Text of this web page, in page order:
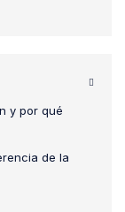
y por qué
de la